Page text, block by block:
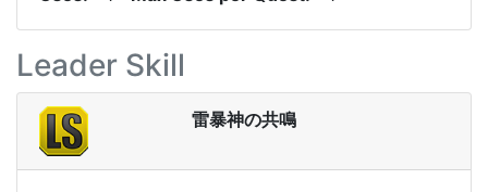
Leader Skill
雷暴神の共鳴